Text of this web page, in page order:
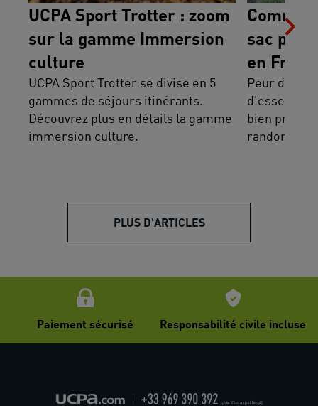
UCPA Sport Trotter : zoom
sur la gamme Immersion
culture
UCPA Sport Trotter se divise en 5
gammes de séjours itinérants.
Découvrez plus en détails la gamme
immersion culture.
sac
en
Peur
d'essentiel
bien
randonnée
PLUS D'ARTICLES
Paiement sécurisé Responsabilité civile incluse